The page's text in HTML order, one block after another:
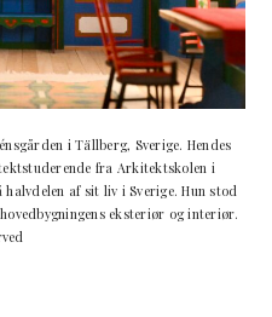
i Tällberg, Sverige. Hendes
fra Arkitektskolen i
af sit liv i Sverige. Hun stod
eksteriør og interiør.